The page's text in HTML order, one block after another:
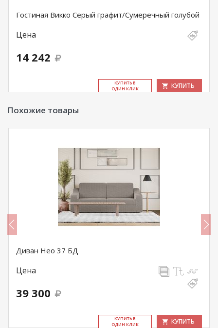
Гостиная Викко Серый графит/Сумеречный голубой
Цена
14 242
КУ­ПИТЬ В
ОДИН КЛИК
КУПИТЬ
Похожие товары
Диван Нео 37 БД
Цена
39 300
КУ­ПИТЬ В
ОДИН КЛИК
КУПИТЬ